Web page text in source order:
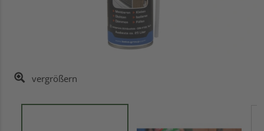
vergrößern